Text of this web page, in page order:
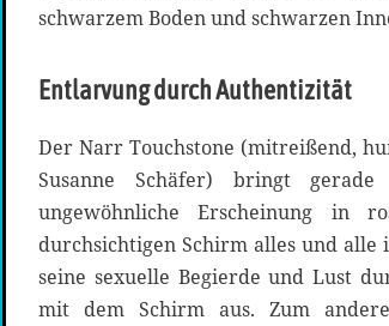
schwarzem Boden und schwarzen
Entlarvung durch Authentizität
Der Narr Touchstone (mitreißend,
Susanne Schäfer) bringt
ungewöhnliche Erscheinung in
durchsichtigen Schirm alles und
seine sexuelle Begierde und Lust
mit dem Schirm aus. Zum